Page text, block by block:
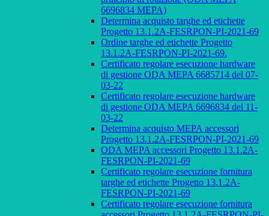
6696834 MEPA)
Determina acquisto targhe ed etichette
Progetto 13.1.2A-FESRPON-PI-2021-69
Ordine targhe ed etichette Progetto
13.1.2A-FESRPON-PI-2021-69.
Certificato regolare esecuzione hardware
di gestione ODA MEPA 6685714 del 07-
03-22
Certificato regolare esecuzione hardware
di gestione ODA MEPA 6696834 del 11-
03-22
Determina acquisto MEPA accessori
Progetto 13.1.2A-FESRPON-PI-2021-69
ODA MEPA accessori Progetto 13.1.2A-
FESRPON-PI-2021-69
Certificato regolare esecuzione fornitura
targhe ed etichette Progetto 13.1.2A-
FESRPON-PI-2021-69
Certificato regolare esecuzione fornitura